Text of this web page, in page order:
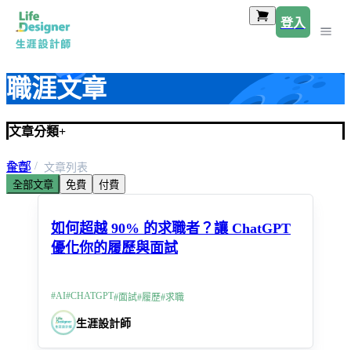
登入
職涯文章
文章分類+
全部
求職技巧
首頁
文章列表
全部文章
免費 付費
如何超越 90% 的求職者？讓 ChatGPT
優化你的履歷與面試
#AI#CHATGPT#面試#履歷#求職
生涯設計師